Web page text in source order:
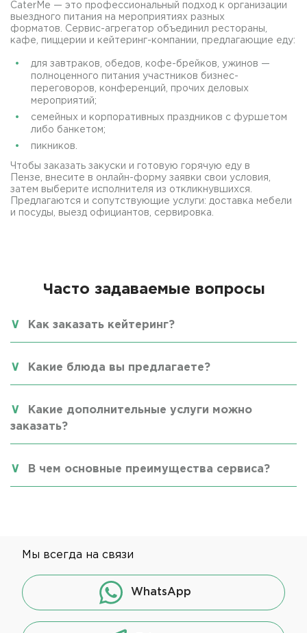
CaterMe — это профессиональный подход к организации
выездного питания на мероприятиях разных
форматов. Сервис-агрегатор объединил рестораны,
кафе, пиццерии и кейтеринг-компании, предлагающие еду:
для завтраков, обедов, кофе-брейков, ужинов —
полноценного питания участников бизнес-
переговоров, конференций, прочих деловых
мероприятий;
семейных и корпоративных праздников с фуршетом
либо банкетом;
пикников.
Чтобы заказать закуски и готовую горячую еду в
Пензе, внесите в онлайн-форму заявки свои условия,
затем выберите исполнителя из откликнувшихся.
Предлагаются и сопутствующие услуги: доставка мебели
и посуды, выезд официантов, сервировка.
Часто задаваемые вопросы
Как заказать кейтеринг?
Какие блюда вы предлагаете?
Какие дополнительные услуги можно
заказать?
В чем основные преимущества сервиса?
Мы всегда на связи
WhatsApp